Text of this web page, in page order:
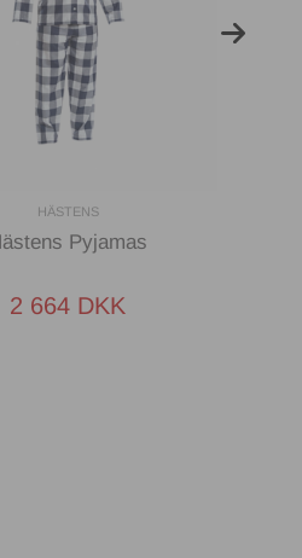
HÄSTENS
Pyjamas
2 664 DKK